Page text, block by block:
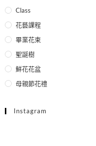
Class
花藝課程
畢業花束
聖誕樹
鮮花花盆
母親節花禮
Instagram